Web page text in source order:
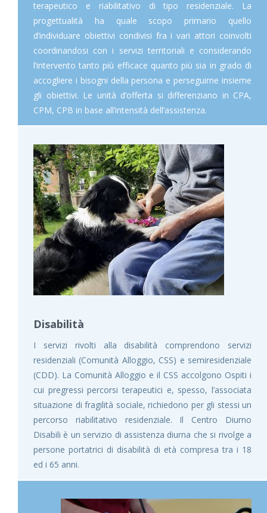
terapeutico e riabilitativo di tipo residenziale. La
progettualità ha quale scopo primario quello
d’individuare obiettivi condivisi fra i vari attori coinvolti
coordinandosi con i servizi territoriali e considerando
l’intervento tanto più efficace quanto più sia in grado di
accogliere i bisogni della persona e perseguirne insieme
gli obiettivi. Le unità d’offerta si differenziano in CPA,
CPM, CPB in base all’intensità dell’assistenza.
Disabilità
I servizi rivolti alla disabilità comprendono servizi
residenziali (Comunità Alloggio, CSS) e semiresidenziale
(CDD). La Comunità Alloggio e il CSS accolgono Ospiti i
cui pregressi percorsi terapeutici e, spesso, l’associata
situazione di fragilità sociale, richiedono per gli stessi un
percorso riabilitativo residenziale. Il Centro Diurno
Disabili è un servizio di assistenza diurna che si rivolge a
persone portatrici di disabilità di età compresa tra i 18
ed i 65 anni.